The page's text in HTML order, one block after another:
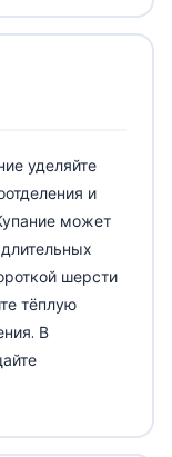
уделяйте
и
может
шерсти
тёплую
В